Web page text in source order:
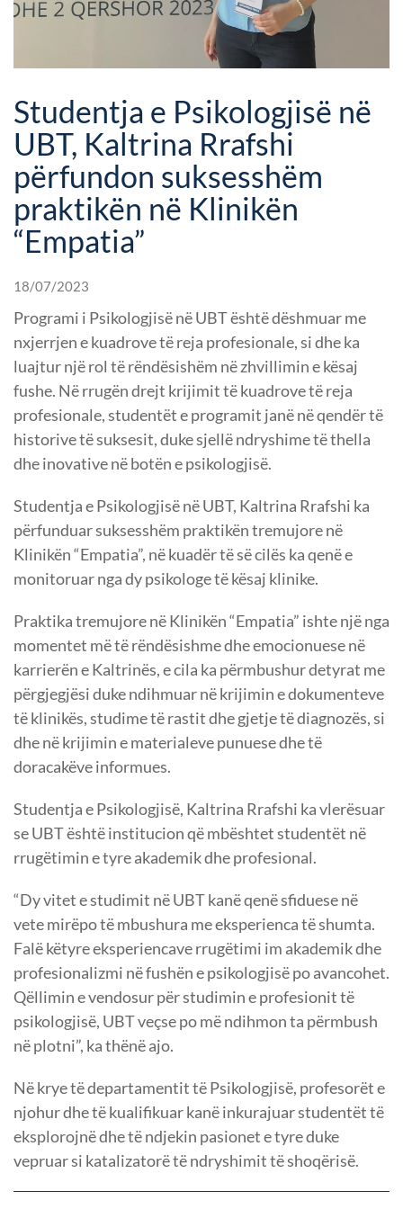
Studentja e Psikologjisë në
UBT, Kaltrina Rrafshi
përfundon suksesshëm
praktikën në Klinikën
“Empatia”
18/07/2023
Programi i Psikologjisë në UBT është dëshmuar me
nxjerrjen e kuadrove të reja profesionale, si dhe ka
luajtur një rol të rëndësishëm në zhvillimin e kësaj
fushe. Në rrugën drejt krijimit të kuadrove të reja
profesionale, studentët e programit janë në qendër të
historive të suksesit, duke sjellë ndryshime të thella
dhe inovative në botën e psikologjisë.
Studentja e Psikologjisë në UBT, Kaltrina Rrafshi ka
përfunduar suksesshëm praktikën tremujore në
Klinikën “Empatia”, në kuadër të së cilës ka qenë e
monitoruar nga dy psikologe të kësaj klinike.
Praktika tremujore në Klinikën “Empatia” ishte një nga
momentet më të rëndësishme dhe emocionuese në
karrierën e Kaltrinës, e cila ka përmbushur detyrat me
përgjegjësi duke ndihmuar në krijimin e dokumenteve
të klinikës, studime të rastit dhe gjetje të diagnozës, si
dhe në krijimin e materialeve punuese dhe të
doracakëve informues.
Studentja e Psikologjisë, Kaltrina Rrafshi ka vlerësuar
se UBT është institucion që mbështet studentët në
rrugëtimin e tyre akademik dhe profesional.
“Dy vitet e studimit në UBT kanë qenë sfiduese në
vete mirëpo të mbushura me eksperienca të shumta.
Falë këtyre eksperiencave rrugëtimi im akademik dhe
profesionalizmi në fushën e psikologjisë po avancohet.
Qëllimin e vendosur për studimin e profesionit të
psikologjisë, UBT veçse po më ndihmon ta përmbush
në plotni”, ka thënë ajo.
Në krye të departamentit të Psikologjisë, profesorët e
njohur dhe të kualifikuar kanë inkurajuar studentët të
eksplorojnë dhe të ndjekin pasionet e tyre duke
vepruar si katalizatorë të ndryshimit të shoqërisë.